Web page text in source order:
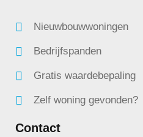
Nieuwbouwwoningen
Bedrijfspanden
Gratis waardebepaling
Zelf woning gevonden?
Contact